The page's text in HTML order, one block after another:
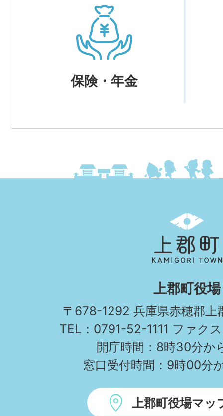
保険・年金
郡
町
KAMIGORI
TOWN
上郡町役場
〒678-1292 兵庫県赤穂郡上
TEL：0791-52-1111 ファク
開庁時間：8時30分か
窓口受付時間：9時00分
上郡町役場マッ